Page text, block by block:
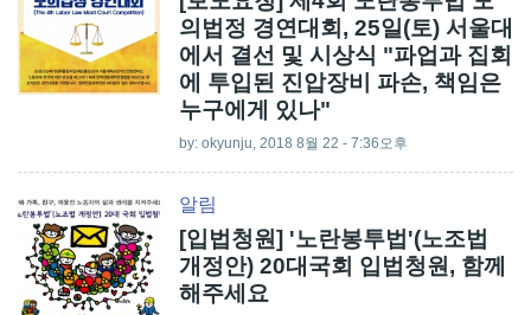
의법정 경연대회, 25일(토) 서울대
에서 결선 및 시상식 "파업과 집회
에 투입된 진압장비 파손, 책임은
누구에게 있나"
by: okyunju, 2018 8월 22 - 7:36오후
알림
[입법청원] '노란봉투법'(노조법
개정안) 20대국회 입법청원, 함께
해주세요